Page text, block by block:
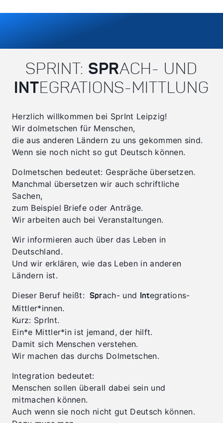
SPRINT: SPRACH- UND
INTEGRATIONS-MITTLUNG
Herzlich willkommen bei SprInt Leipzig!
Wir dolmetschen für Menschen,
die aus anderen Ländern zu uns gekommen sind.
Wenn sie noch nicht so gut Deutsch können.
Dolmetschen bedeutet: Gespräche übersetzen.
Manchmal übersetzen wir auch schriftliche
Sachen,
zum Beispiel Briefe oder Anträge.
Wir arbeiten auch bei Veranstaltungen.
Wir informieren auch über das Leben in
Deutschland.
Und wir erklären, wie das Leben in anderen
Ländern ist.
Dieser Beruf heißt:
Sprach- und Integrations-
Mittler*innen.
Kurz: SprInt.
Ein*e Mittler*in ist jemand, der hilft.
Damit sich Menschen verstehen.
Wir machen das durchs Dolmetschen.
Integration bedeutet:
Menschen sollen überall dabei sein und
mitmachen können.
Auch wenn sie noch nicht gut Deutsch können.